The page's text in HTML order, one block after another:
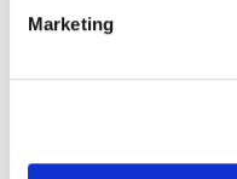
Marketing